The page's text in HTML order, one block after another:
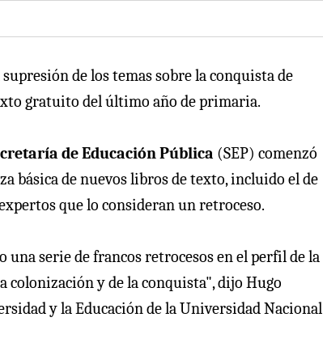
de los temas sobre la conquista de
gratuito del último año de primaria.
de Educación Pública (SEP) comenzó
básica de nuevos libros de texto, incluido el de
que lo consideran un retroceso.
serie de francos retrocesos en el perfil de la
colonización y de la conquista", dijo Hugo
y la Educación de la Universidad Nacional